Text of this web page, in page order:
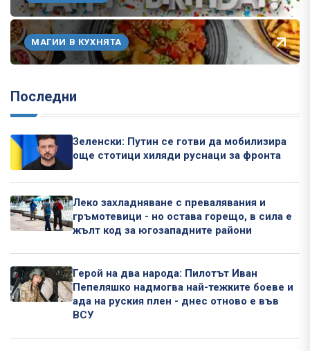
МАГИИ В КУХНЯТА
Последни
Зеленски: Путин се готви да мобилизира
още стотици хиляди руснаци за фронта
Леко захладняване с превалявания и
гръмотевици - но остава горещо, в сила е
жълт код за югозападните райони
Герой на два народа: Пилотът Иван
Пепеляшко надмогва най-тежките боеве и
ада на руския плен - днес отново е във
ВСУ